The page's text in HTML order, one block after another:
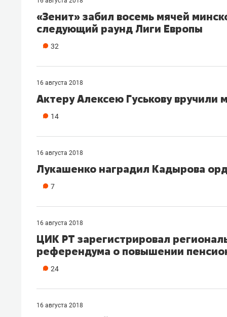
«Зенит» забил восемь мячей
следующий раунд Лиги Европы
32
16 августа 2018
Актеру Алексею Гуськову
14
16 августа 2018
Лукашенко наградил Кадырова
7
16 августа 2018
ЦИК РТ зарегистрировал
референдума о повышении
24
16 августа 2018
Как бизнесу выйти на зарубежные
рынки, почему надо знать
Рекомендуем
Оставить шум за волной: как
ЖК «Заря»
когда
свою